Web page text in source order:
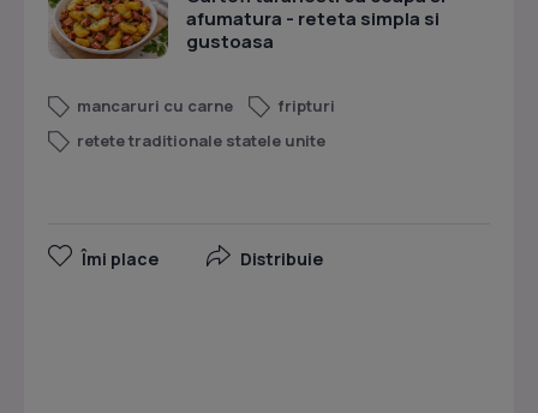
afumatura - reteta simpla si
gustoasa
mancaruri cu carne
fripturi
retete traditionale statele unite
Îmi place Distribuie